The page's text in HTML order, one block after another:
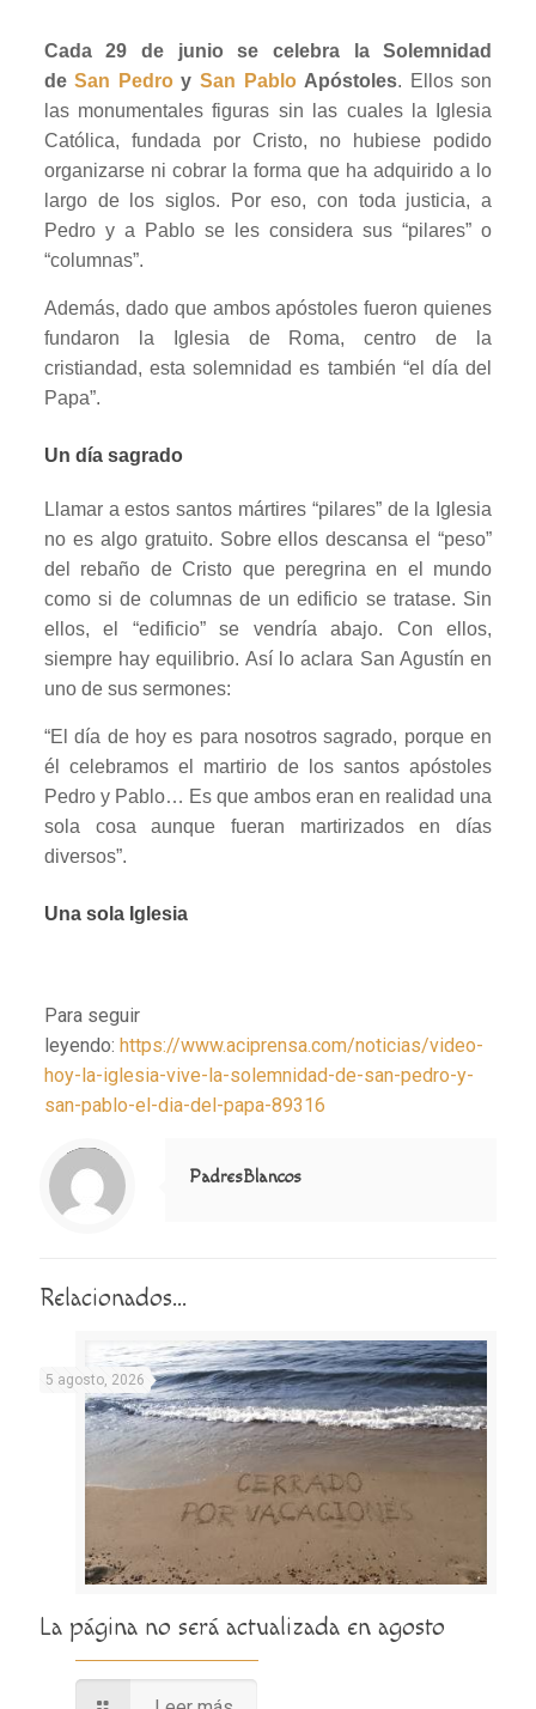
Cada 29 de junio se celebra la Solemnidad
deSan Pedroy San PabloApóstoles. Ellos son
las monumentales figuras sin las cuales la Iglesia
Católica, fundada por Cristo, no hubiese podido
organizarse ni cobrar la forma que ha adquirido a lo
largo de los siglos. Por eso, con toda justicia, a
Pedro y a Pablo se les considera sus “pilares” o
“columnas”.
Además, dado que ambos apóstoles fueron quienes
fundaron la Iglesia de Roma, centro de la
cristiandad, esta solemnidad es también “el día del
Papa”.
Un día sagrado
Llamar a estos santos mártires “pilares” de la Iglesia
no es algo gratuito. Sobre ellos descansa el “peso”
del rebaño de Cristo que peregrina en el mundo
como si de columnas de un edificio se tratase. Sin
ellos, el “edificio” se vendría abajo. Con ellos,
siempre hay equilibrio. Así lo aclara San Agustín en
uno de sus sermones:
“El día de hoy es para nosotros sagrado, porque en
él celebramos el martirio de los santos apóstoles
Pedro y Pablo… Es que ambos eran en realidad una
sola cosa aunque fueran martirizados en días
diversos”.
Una sola Iglesia
Para seguir
leyendo: https://www.aciprensa.com/noticias/video-
hoy-la-iglesia-vive-la-solemnidad-de-san-pedro-y-
san-pablo-el-dia-del-papa-89316
Notice
: Trying to access array offset on value of type null in
/home/misioner/public_html/padresblancos/themes/betheme/includes/content-single.php
on line
286
PadresBlancos
Relacionados...
5 agosto, 2026
La página no será actualizada en agosto